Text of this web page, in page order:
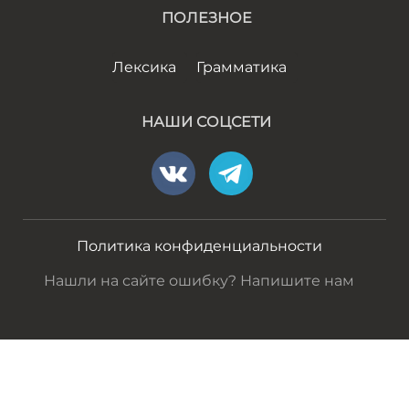
ПОЛЕЗНОЕ
Лексика Грамматика
НАШИ СОЦСЕТИ
Политика конфиденциальности
Нашли на сайте ошибку? Напишите нам